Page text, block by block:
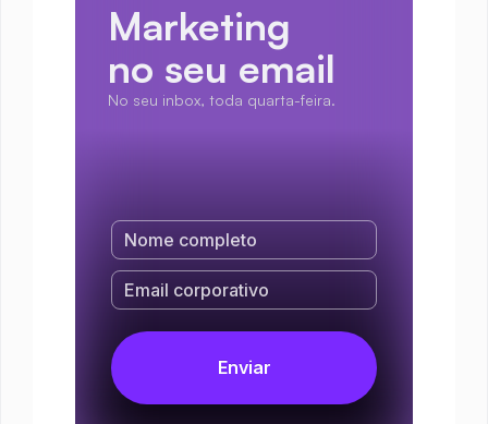
Marketing
no seu email
No seu inbox, toda quarta-feira.